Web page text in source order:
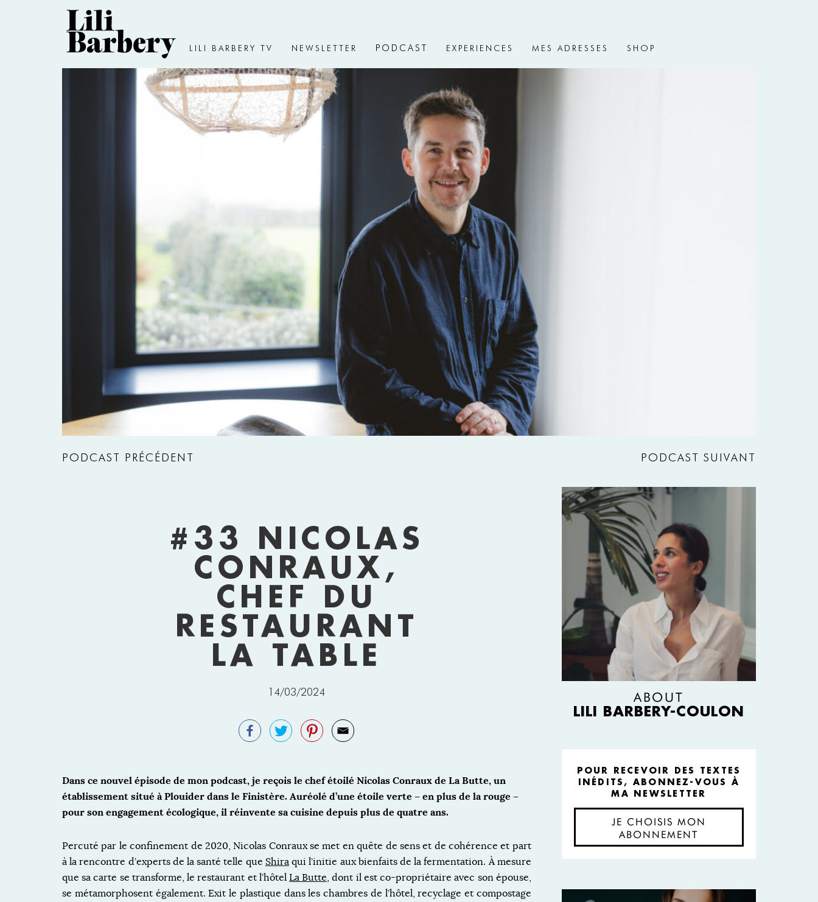
LILI BARBERY TV NEWSLETTER PODCAST EXPERIENCES MES ADRESSES SHOP
PODCAST PRÉCÉDENT PODCAST SUIVANT
#33 NICOLAS
CONRAUX,
CHEF DU
RESTAURANT
LA TABLE
14/03/2024
Dans ce nouvel épisode de mon podcast, je reçois le chef étoilé Nicolas Conraux de La Butte, un
établissement situé à Plouider dans le Finistère. Auréolé d’une étoile verte – en plus de la rouge –
pour son engagement écologique, il réinvente sa cuisine depuis plus de quatre ans.
Percuté par le confinement de 2020, Nicolas Conraux se met en quête de sens et de cohérence et part
à la rencontre d’experts de la santé telle que Shiraqui l’initie aux bienfaits de la fermentation. À mesure
que sa carte se transforme, le restaurant et l’hôtelLa Butte, dont il est co-propriétaire avec son épouse,
se métamorphosent également. Exit le plastique dans les chambres de l’hôtel, recyclage et compostage
ABOUT
LILI BARBERY-COULON
POUR RECEVOIR DES TEXTES
INÉDITS, ABONNEZ-VOUS À
MA NEWSLETTER
JE CHOISIS MON
ABONNEMENT